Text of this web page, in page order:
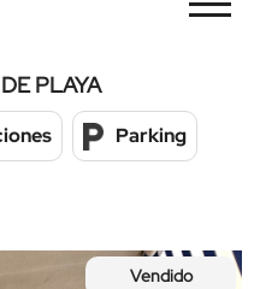
PLAYA
Parking
Vendido